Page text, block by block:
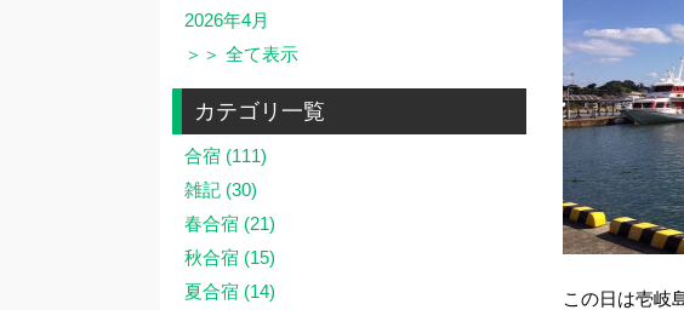
2026年4月
＞＞ 全て表示
カテゴリ一覧
合宿 (111)
雑記 (30)
春合宿 (21)
秋合宿 (15)
夏合宿 (14)
この日は壱岐